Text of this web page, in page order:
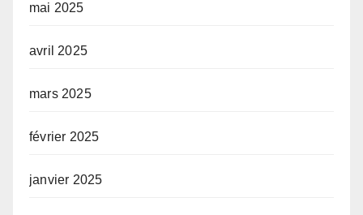
mai 2025
avril 2025
mars 2025
février 2025
janvier 2025